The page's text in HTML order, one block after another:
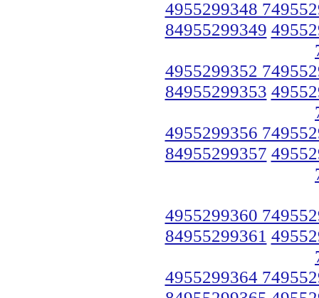
4955299348
84955299349
4955299352
84955299353
4955299356
84955299357
4955299360
84955299361
4955299364